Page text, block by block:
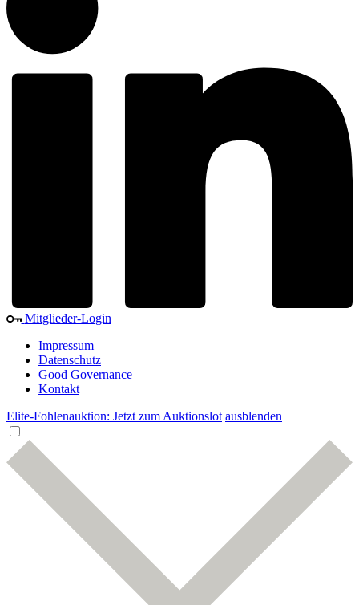
Mitglieder-Login
Impressum
Datenschutz
Good Governance
Kontakt
Elite-Fohlenauktion: Jetzt zum Auktionslot ausblenden